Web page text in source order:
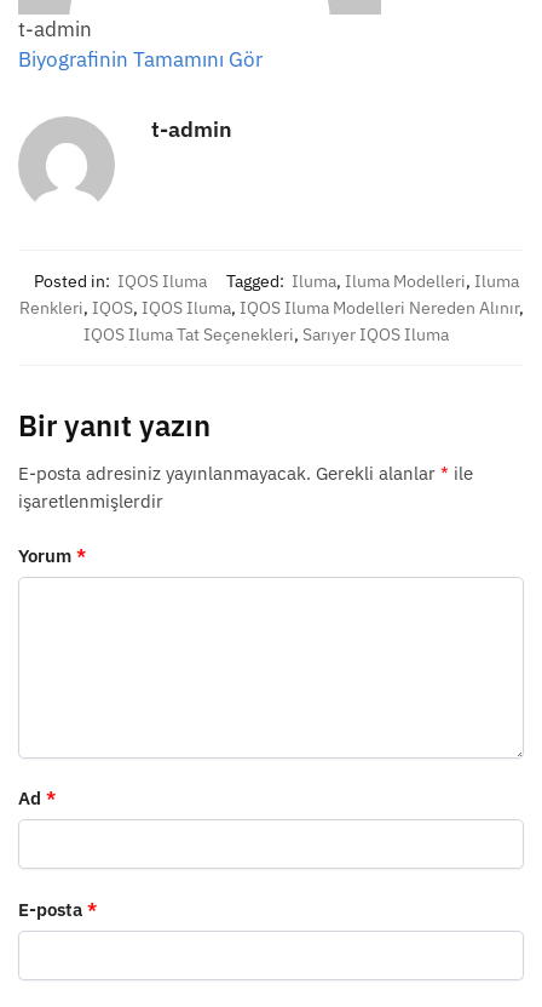
t-admin
Biyografinin Tamamını Gör
t-admin
Posted in: IQOS Iluma Tagged: Iluma, Iluma Modelleri, Iluma
Renkleri, IQOS, IQOS Iluma, IQOS Iluma Modelleri Nereden Alınır,
IQOS Iluma Tat Seçenekleri, Sarıyer IQOS Iluma
Bir yanıt yazın
E-posta adresiniz yayınlanmayacak. Gerekli alanlar * ile
işaretlenmişlerdir
Yorum *
Ad *
E-posta *